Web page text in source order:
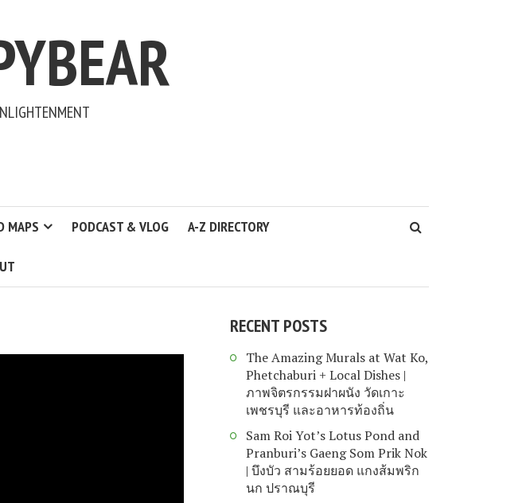
MAPS PODCAST & VLOG A-Z DIRECTORY
RECENT POSTS
The Amazing Murals at Wat Ko,
Phetchaburi + Local Dishes |
ภาพจิตรกรรมฝาผนัง วัดเกาะ
เพชรบุรี และอาหารท้องถิ่น
Sam Roi Yot’s Lotus Pond and
Pranburi’s Gaeng Som Prik Nok
| บึงบัว สามร้อยยอด แกงส้มพริก
นก ปราณบุรี